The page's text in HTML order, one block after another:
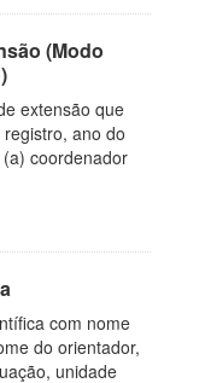
(Modo
extensão que
ano do
coordenador
com nome
do orientador,
unidade